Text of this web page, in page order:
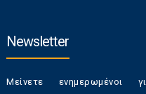
Newsletter
Μείνετε ενημερωμένοι